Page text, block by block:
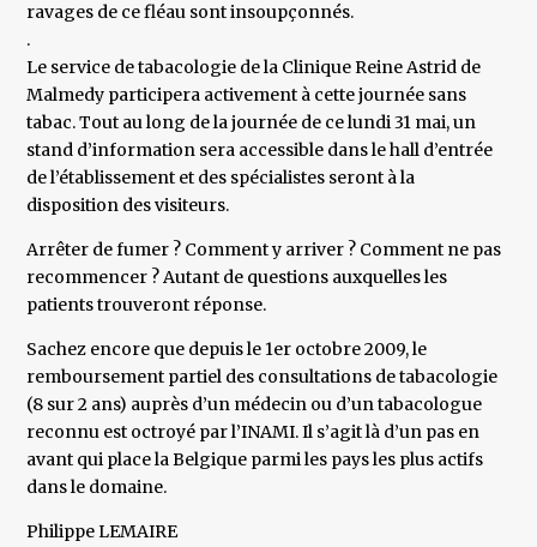
ravages de ce fléau sont insoupçonnés.
.
Le service de tabacologie de la Clinique Reine Astrid de
Malmedy participera activement à cette journée sans
tabac. Tout au long de la journée de ce lundi 31 mai, un
stand d’information sera accessible dans le hall d’entrée
de l’établissement et des spécialistes seront à la
disposition des visiteurs.
Arrêter de fumer ? Comment y arriver ? Comment ne pas
recommencer ? Autant de questions auxquelles les
patients trouveront réponse.
Sachez encore que depuis le 1er octobre 2009, le
remboursement partiel des consultations de tabacologie
(8 sur 2 ans) auprès d’un médecin ou d’un tabacologue
reconnu est octroyé par l’INAMI. Il s’agit là d’un pas en
avant qui place la Belgique parmi les pays les plus actifs
dans le domaine.
Philippe LEMAIRE